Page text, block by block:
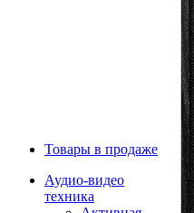
Товары в продаже
Аудио-видео
техника